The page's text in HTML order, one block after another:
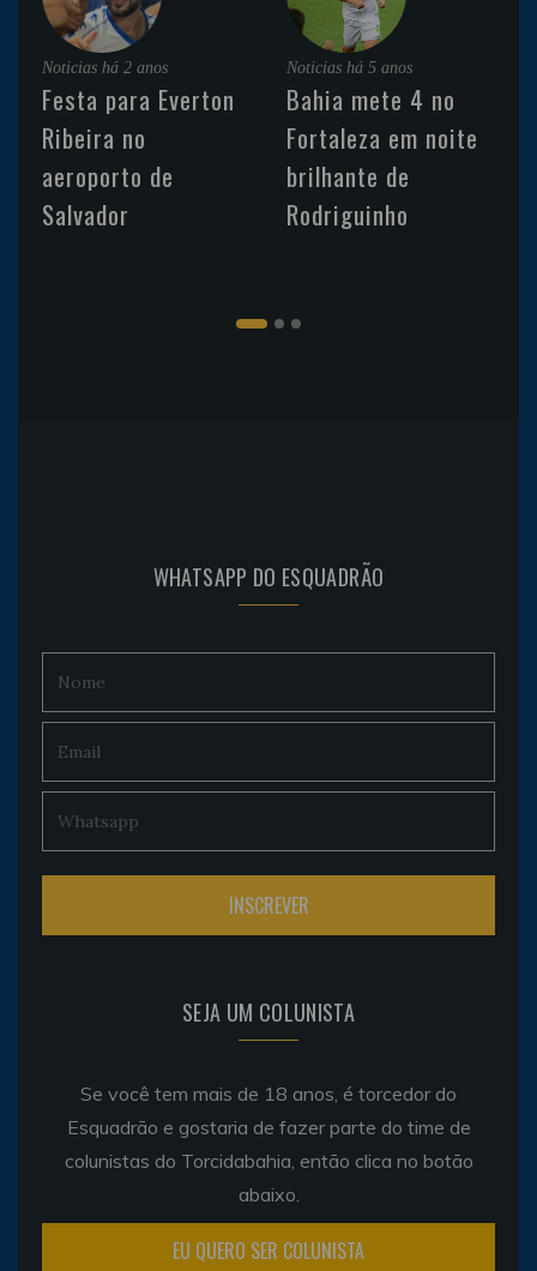
Noticias há 2 anos
Festa para Everton
Ribeira no
aeroporto de
Salvador
Noticias há 5 anos
Bahia mete 4 no
Fortaleza em noite
brilhante de
Rodriguinho
WHATSAPP DO ESQUADRÃO
SEJA UM COLUNISTA
Se você tem mais de 18 anos, é torcedor do
Esquadrão e gostaria de fazer parte do time de
colunistas do Torcidabahia, então clica no botão
abaixo.
EU QUERO SER COLUNISTA